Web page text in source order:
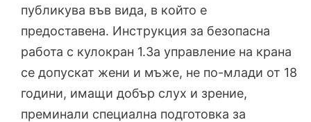
публикува във вида, в който е
предоставена. Инструкция за безопасна
работа с кулокран 1.За управление на крана
се допускат жени и мъже, не по-млади от 18
години, имащи добър слух и зрение,
преминали специална подготовка за